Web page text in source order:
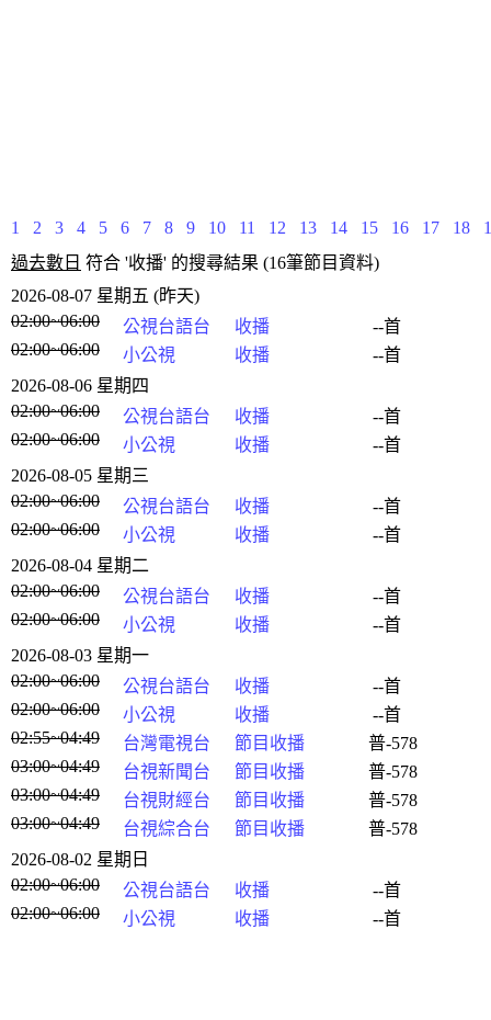
1 2 3 4 5 6 7 8 9 10 11 12 13 14 15 16 17 18
過去數日 符合 '收播' 的搜尋結果 (16筆節目資料)
2026-08-07 星期五 (昨天)
02:00~06:00
公視台語台 收播
--首
02:00~06:00
小公視 收播
--首
2026-08-06 星期四
02:00~06:00
公視台語台 收播
--首
02:00~06:00
小公視 收播
--首
2026-08-05 星期三
02:00~06:00
公視台語台 收播
--首
02:00~06:00
小公視 收播
--首
2026-08-04 星期二
02:00~06:00
公視台語台 收播
--首
02:00~06:00
小公視 收播
--首
2026-08-03 星期一
02:00~06:00
公視台語台 收播
--首
02:00~06:00
小公視 收播
--首
02:55~04:49
台灣電視台 節目收播
普-578
03:00~04:49
台視新聞台 節目收播
普-578
03:00~04:49
台視財經台 節目收播
普-578
03:00~04:49
台視綜合台 節目收播
普-578
2026-08-02 星期日
02:00~06:00
公視台語台 收播
--首
02:00~06:00
小公視 收播 --首